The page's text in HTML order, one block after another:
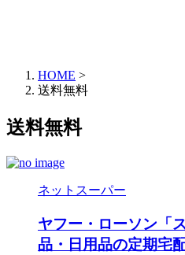
HOME >
送料無料
送料無料
ネットスーパー
ヤフー・ローソン「
品・日用品の定期宅